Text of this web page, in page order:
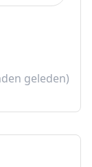
geleden)